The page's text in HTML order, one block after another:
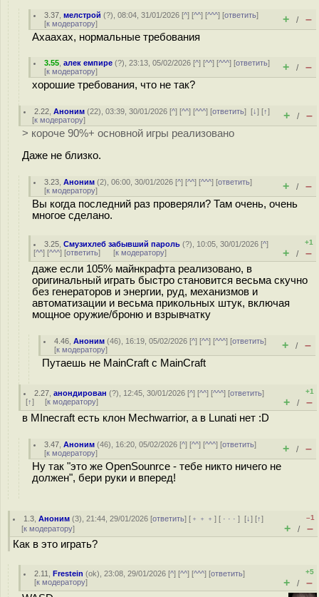
3.37 ,мелстрой (?), 08:04, 31/01/2026 [^] [^^] [^^^] [ответить]
[к модератору] + / –
Ахаахах, нормальные требования
3.55 ,алек емпире (?), 23:13, 05/02/2026 [^] [^^] [^^^] [ответить]
[к модератору] + / –
хорошие требования, что не так?
2.22 ,Аноним (22), 03:39, 30/01/2026 [^] [^^] [^^^] [ответить][↓] [↑]
[к модератору] + / –
> короче 90%+ основной игры реализовано
Даже не близко.
3.23 ,Аноним (2), 06:00, 30/01/2026 [^] [^^] [^^^] [ответить]
[к модератору] + / –
Вы когда последний раз проверяли? Там очень, очень
многое сделано.
3.25 ,Смузихлеб забывший пароль (?), 10:05, 30/01/2026 [^]
[^^] [^^^] [ответить] [к модератору]
+1
+ / –
даже если 105% майнкрафта реализовано, в
оригинальный играть быстро становится весьма скучно
без генераторов и энергии, руд, механизмов и
автоматизации и весьма прикольных штук, включая
мощное оружие/броню и взрывчатку
4.46 ,Аноним (46), 16:19, 05/02/2026 [^] [^^] [^^^] [ответить]
[к модератору] + / –
Путаешь не MainCraft с MainCraft
2.27 ,анондирован (?), 12:45, 30/01/2026 [^] [^^] [^^^] [ответить]
[↑] [к модератору]
+1
+ / –
в MInecraft есть клон Mechwarrior, а в Lunati нет :D
3.47 ,Аноним (46), 16:20, 05/02/2026 [^] [^^] [^^^] [ответить]
[к модератору] + / –
Ну так "это же OpenSounrce - тебе никто ничего не
должен", бери руки и вперед!
1.3 ,Аноним (3), 21:44, 29/01/2026 [ответить] [ ﹢﹢﹢] [ · · ·][↓] [↑]
[к модератору]
–1
+ / –
Как в это играть?
2.11 ,Frestein (ok), 23:08, 29/01/2026 [^] [^^] [^^^] [ответить]
[к модератору]
+5
+ / –